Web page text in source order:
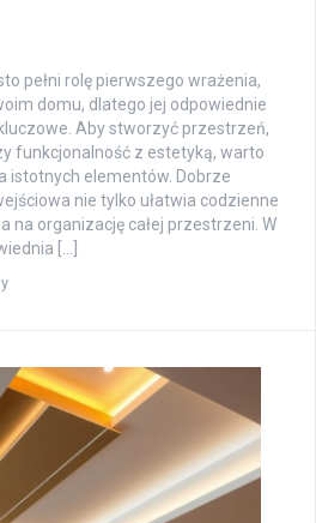
pełni rolę pierwszego wrażenia,
domu, dlatego jej odpowiednie
Aby stworzyć przestrzeń,
funkcjonalność z estetyką, warto
istotnych elementów. Dobrze
nie tylko ułatwia codzienne
na organizację całej przestrzeni. W
[…]